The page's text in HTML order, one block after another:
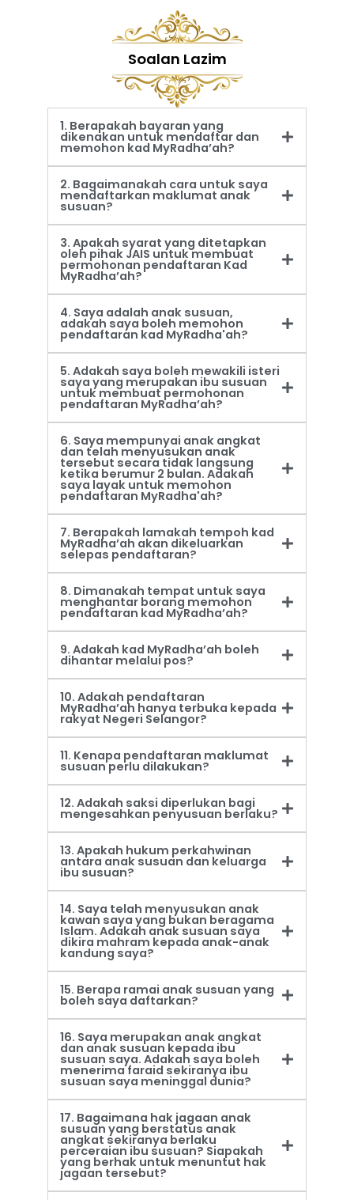
Soalan Lazim
1. Berapakah bayaran yang
dikenakan untuk mendaftar dan
memohon kad MyRadha’ah?
2. Bagaimanakah cara untuk saya
mendaftarkan maklumat anak
susuan?
3. Apakah syarat yang ditetapkan
oleh pihak JAIS untuk membuat
permohonan pendaftaran Kad
MyRadha’ah?
4. Saya adalah anak susuan,
adakah saya boleh memohon
pendaftaran kad MyRadha'ah?
5. Adakah saya boleh mewakili isteri
saya yang merupakan ibu susuan
untuk membuat permohonan
pendaftaran MyRadha’ah?
6. Saya mempunyai anak angkat
dan telah menyusukan anak
tersebut secara tidak langsung
ketika berumur 2 bulan. Adakah
saya layak untuk memohon
pendaftaran MyRadha'ah?
7. Berapakah lamakah tempoh kad
MyRadha’ah akan dikeluarkan
selepas pendaftaran?
8. Dimanakah tempat untuk saya
menghantar borang memohon
pendaftaran kad MyRadha’ah?
9. Adakah kad MyRadha’ah boleh
dihantar melalui pos?
10. Adakah pendaftaran
MyRadha’ah hanya terbuka kepada
rakyat Negeri Selangor?
11. Kenapa pendaftaran maklumat
susuan perlu dilakukan?
12. Adakah saksi diperlukan bagi
mengesahkan penyusuan berlaku?
13. Apakah hukum perkahwinan
antara anak susuan dan keluarga
ibu susuan?
14. Saya telah menyusukan anak
kawan saya yang bukan beragama
Islam. Adakah anak susuan saya
dikira mahram kepada anak-anak
kandung saya?
15. Berapa ramai anak susuan yang
boleh saya daftarkan?
16. Saya merupakan anak angkat
dan anak susuan kepada ibu
susuan saya. Adakah saya boleh
menerima faraid sekiranya ibu
susuan saya meninggal dunia?
17. Bagaimana hak jagaan anak
susuan yang berstatus anak
angkat sekiranya berlaku
perceraian ibu susuan? Siapakah
yang berhak untuk menuntut hak
jagaan tersebut?